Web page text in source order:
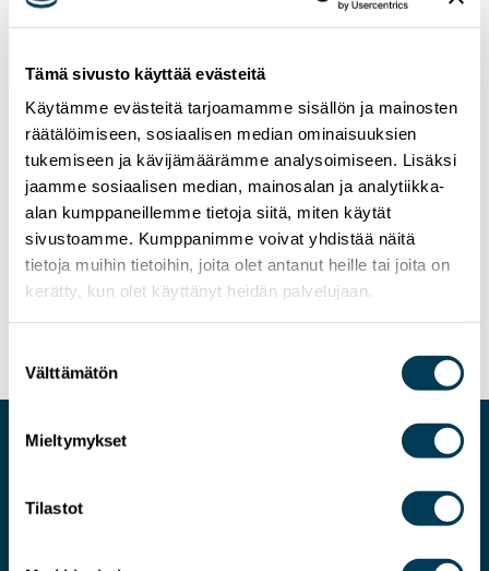
Tämä sivusto käyttää evästeitä
Käytämme evästeitä tarjoamamme sisällön ja mainosten
räätälöimiseen, sosiaalisen median ominaisuuksien
tukemiseen ja kävijämäärämme analysoimiseen. Lisäksi
jaamme sosiaalisen median, mainosalan ja analytiikka-
alan kumppaneillemme tietoja siitä, miten käytät
sivustoamme. Kumppanimme voivat yhdistää näitä
tietoja muihin tietoihin, joita olet antanut heille tai joita on
kerätty, kun olet käyttänyt heidän palvelujaan.
valinta
Välttämätön
Mieltymykset
Tilastot
21.1.2025 NEWS
MEP Aura Salla: The EU Must Protect Critical
Infrastructure in the Baltic Sea